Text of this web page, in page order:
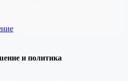
и политика